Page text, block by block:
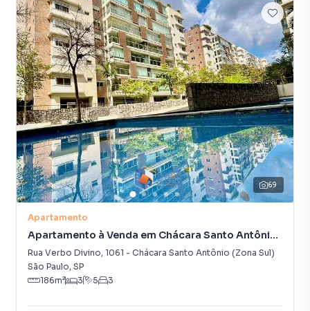
69
Apartamento
Apartamento à Venda em Chácara Santo Antônio
(Zona Sul)
Rua Verbo Divino, 1061 - Chácara Santo Antônio (Zona Sul)
São Paulo, SP
186m² 3 5 3